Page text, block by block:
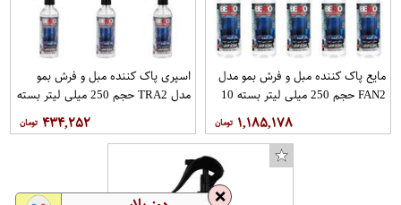
مایع پاک کننده مبل و فرش بمو مدل
FAN2 حجم 250 میلی لیتر بسته 10
۱,۱۸۵,۱۷۸
اسپری پاک کننده مبل و فرش بمو
مدل TRA2 حجم 250 میلی لیتر بسته
۴۳۴,۲۵۲
❌